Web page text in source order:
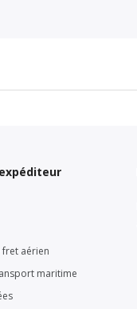
aérien
maritime